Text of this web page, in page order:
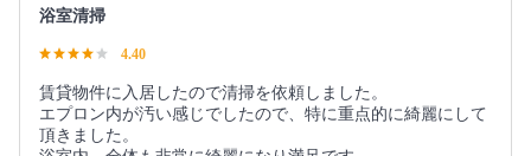
浴室清掃
4.40
賃貸物件に入居したので清掃を依頼しました。
エプロン内が汚い感じでしたので、特に重点的に綺麗にして
頂きました。